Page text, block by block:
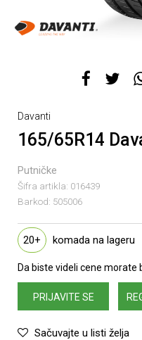
Davanti
165/65R14
Putničke
Šifra artikla: 016439
Barkod: 505006
20+ komada na lageru
Da biste videli cene morate
PRIJAVITE SE
Sačuvajte u listi želja